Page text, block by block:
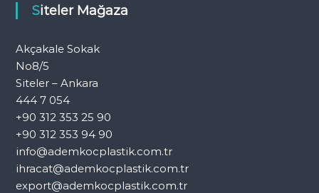
Siteler Mağaza
Akçakale Sokak
No8/5
Siteler – Ankara
444 7 054
+90 312 353 25 90
+90 312 353 94 90
info@ademkocplastik.com.tr
ihracat@ademkocplastik.com.tr
export@ademkocplastik.com.tr